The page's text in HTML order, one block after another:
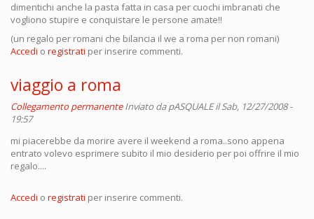
dimentichi anche la pasta fatta in casa per cuochi imbranati che
vogliono stupire e conquistare le persone amate!!
(un regalo per romani che bilancia il we a roma per non romani)
Accedi o registrati per inserire commenti.
viaggio a roma
Collegamento permanente Inviato dapASQUALEil Sab, 12/27/2008 -
19:57
mi piacerebbe da morire avere il weekend a roma..sono appena
entrato volevo esprimere subito il mio desiderio per poi offrire il mio
regalo....
Accedi o registrati per inserire commenti.